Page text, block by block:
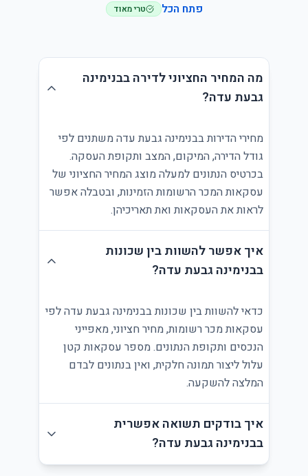
פתח הכל טרי מאוד
מה המחיר החציוני לדירה בבנימינה
גבעת עדה?
מחירי הדירות בבנימינה גבעת עדה משתנים לפי
גודל הדירה, המיקום, המצב ותקופת העסקה.
בכרטיס הנתונים למעלה מוצג המחיר החציוני של
עסקאות המכר הרשומות הזמינות, ובטבלה אפשר
לראות את העסקאות ואת תאריכיהן.
איך אפשר להשוות בין שכונות
בבנימינה גבעת עדה?
כדאי להשוות בין שכונות בבנימינה גבעת עדה לפי
עסקאות מכר רשומות, מחיר חציוני, מאפייני
הנכסים ותקופת הנתונים. מספר עסקאות קטן
עלול ליצור תמונה חלקית, ואין בנתונים לבדם
המלצה להשקעה.
איך בודקים תשואה אפשרית
בבנימינה גבעת עדה?